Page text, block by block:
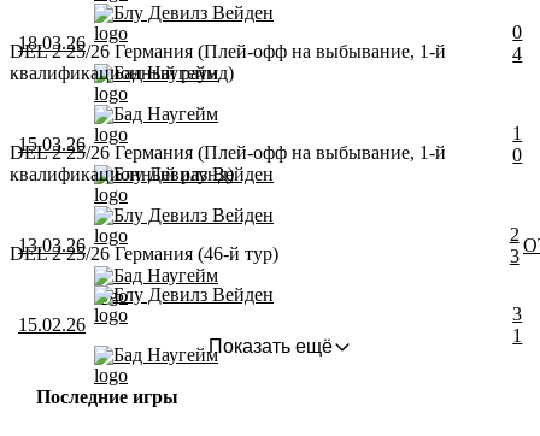
18.03.26
Блу Девилз Вейден
Бад Наугейм
0
4
DEL 2 25/26 Германия (Плей-офф на выбывание, 1-й
квалификационный раунд)
15.03.26
Бад Наугейм
Блу Девилз Вейден
1
0
DEL 2 25/26 Германия (Плей-офф на выбывание, 1-й
квалификационный раунд)
13.03.26
Блу Девилз Вейден
Бад Наугейм
2
3
DEL 2 25/26 Германия (46-й тур)
15.02.26
Блу Девилз Вейден
Бад Наугейм
3
1
Показать ещё
Последние игры